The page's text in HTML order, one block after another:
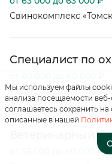
Свинокомплекс
Специалист по
Свинокомплекс
Ветеринарный
от 55 000 до 60 000 ₽
Мы используем файлы
анализа посещаемости
соглашаетесь сохранить на
описанные в нашей
соглашаетесь с
персональных
Отправить